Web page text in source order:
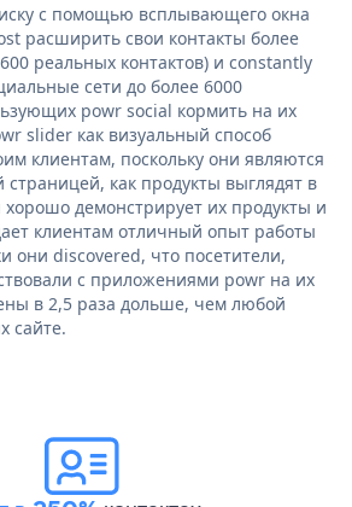
с помощью всплывающего окна
расширить свои контакты более
реальных контактов) и constantly
сети до более 6000
powr social кормить на их
slider как визуальный способ
клиентам, поскольку они являются
как продукты выглядят в
демонстрирует их продукты и
клиентам отличный опыт работы
они discovered, что посетители,
с приложениями powr на их
в 2,5 раза дольше, чем любой
сайте.